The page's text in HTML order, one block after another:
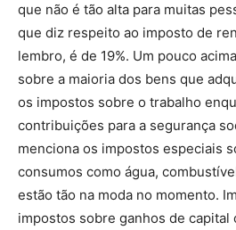
que não é tão alta para muitas
que diz respeito ao imposto de
lembro, é de 19%. Um pouco
sobre a maioria dos bens que
os impostos sobre o trabalho
contribuições para a segurança
menciona os impostos especiais
consumos como água,
estão tão na moda no momento.
impostos sobre ganhos de capital